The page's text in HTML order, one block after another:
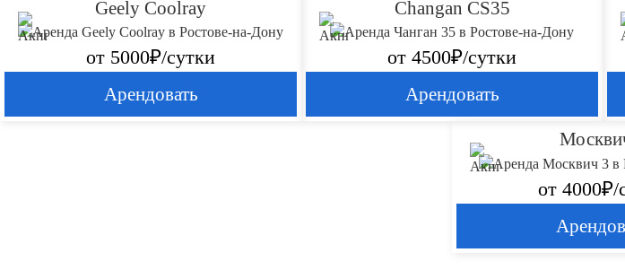
Geely Coolray
от 5000₽/сутки
Арендовать
Changan CS35
от 4500₽/сутки
Арендовать
от 4000₽/